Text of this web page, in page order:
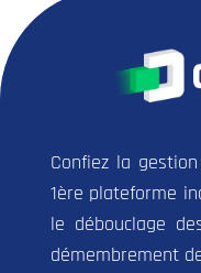
Confiez la
1ère plateforme
le débouclage
démembrement